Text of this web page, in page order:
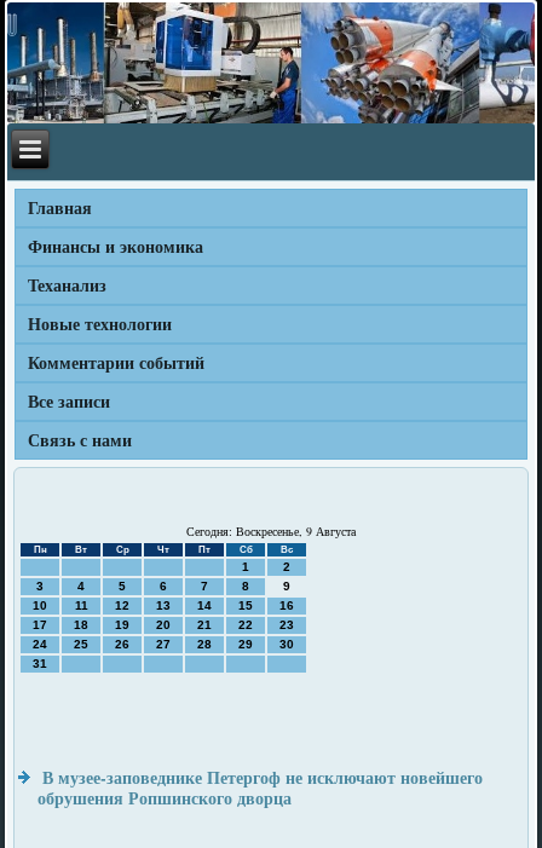
Главная
Финансы и экономика
Теханализ
Новые технологии
Комментарии событий
Все записи
Связь с нами
Сегодня: Воскресенье, 9 Августа
Пн Вт Ср Чт Пт Сб Вс
1
2
3
4 5 6 7 8
9
10
11 12 13 14 15
16
17
18 19 20 21 22
23
24
25 26 27 28 29
30
31
В музее-заповеднике Петергоф не исключают новейшего
обрушения Ропшинского дворца